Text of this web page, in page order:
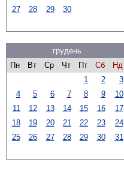
27
28 29 30
грудень
Пн
Вт Ср Чт Пт Сб
Нд
1
2
3
4
5 6 7 8 9
10
11
12 13 14 15 16
17
18
19 20 21 22 23
24
25
26 27 28 29 30 31